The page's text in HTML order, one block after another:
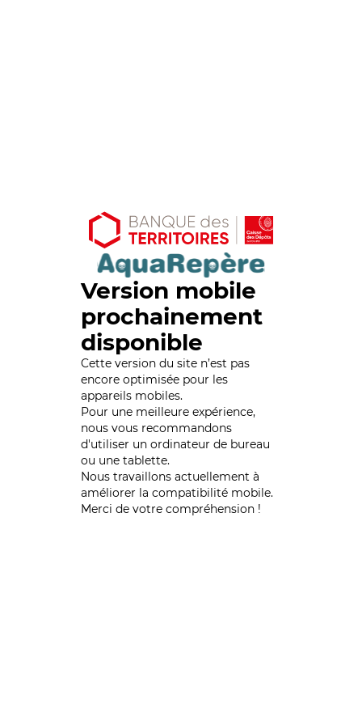
Version mobile
prochainement
disponible
Cette version du site n’est pas
encore optimisée pour les
appareils mobiles.
Pour une meilleure expérience,
nous vous recommandons
d'utiliser un ordinateur de bureau
ou une tablette.
Nous travaillons actuellement à
améliorer la compatibilité mobile.
Merci de votre compréhension !